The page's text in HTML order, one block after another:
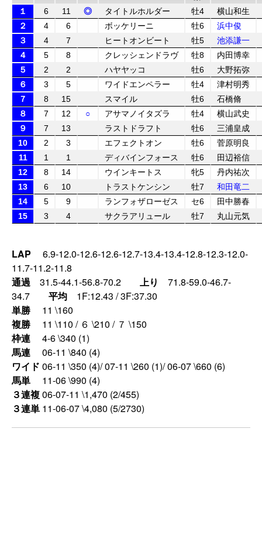
１
6 11 ◎ タイトルホルダー 牡4
横山和生
２
4 6 ボッケリーニ 牡6
浜中俊
３
4 7 ヒートオンビート 牡5
池添謙一
４
5 8 クレッシェンドラヴ 牡8
内田博幸
５
2 2 ハヤヤッコ 牡6
大野拓弥
６
3 5 ワイドエンペラー 牡4
津村明秀
７
8 15 スマイル 牡6
石橋脩
８
7 12 ○ アサマノイタズラ 牡4
横山武史
９
7 13 ラストドラフト 牡6
三浦皇成
10
2 3 エフェクトオン 牡6
菅原明良
11
1 1 ディバインフォース 牡6
田辺裕信
12
8 14 ウインキートス 牝5
丹内祐次
13
6 10 トラストケンシン 牡7
和田竜二
14
5 9 ランフォザローゼス セ6
田中勝春
15
3 4 サクラアリュール 牡7 丸山元気
LAP 6.9-12.0-12.6-12.6-12.7-13.4-13.4-12.8-12.3-12.0-
11.7-11.2-11.8
通過 31.5-44.1-56.8-70.2 上り 71.8-59.0-46.7-
34.7 平均 1F:12.43 / 3F:37.30
単勝
11 \160
複勝
11 \110 / ６ \210 / ７ \150
枠連
4-6 \340 (1)
馬連
06-11 \840 (4)
ワイド 06-11 \350 (4)/ 07-11 \260 (1)/ 06-07 \660 (6)
馬単
11-06 \990 (4)
３連複06-07-11 \1,470 (2/455)
３連単 11-06-07 \4,080 (5/2730)